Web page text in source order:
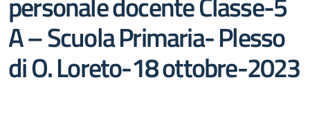
A – Scuola Primaria- Plesso
di O. Loreto-18 ottobre-2023